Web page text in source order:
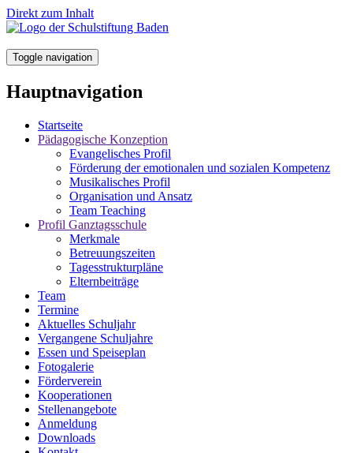
Direkt zum Inhalt
Toggle navigation
Hauptnavigation
Startseite
Pädagogische Konzeption
Evangelisches Profil
Förderung der emotionalen und sozialen Kompetenz
Musikalisches Profil
Organisation und Ansatz
Team Teaching
Profil Ganztagsschule
Merkmale
Betreuungszeiten
Tagesstrukturpläne
Elternbeiträge
Team
Termine
Aktuelles Schuljahr
Vergangene Schuljahre
Essen und Speiseplan
Fotogalerie
Förderverein
Kooperationen
Stellenangebote
Anmeldung
Downloads